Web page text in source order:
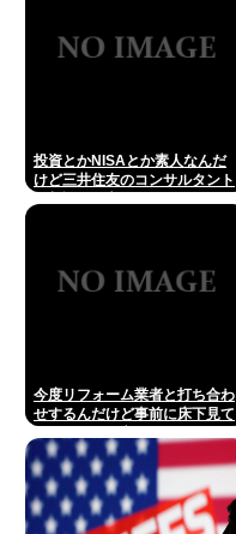
投資とかNISAとか素人なんだ
けど三井住友のコンサルタント
今度リフォーム業者と打ち合わ
せするんだけど事前に床下見て
そういうものなの？